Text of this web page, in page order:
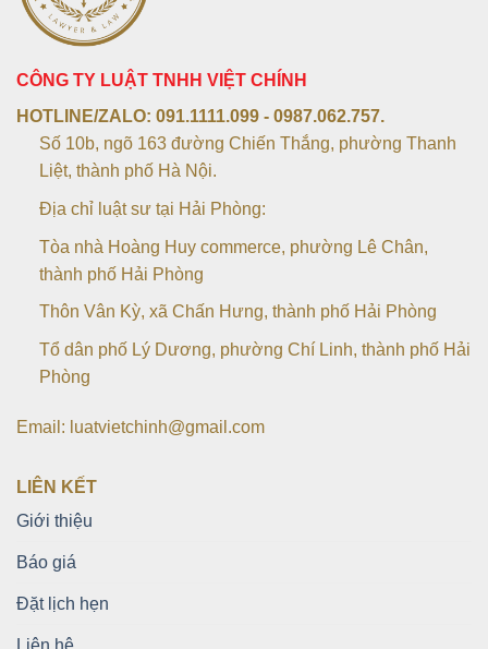
CÔNG TY LUẬT TNHH VIỆT CHÍNH
HOTLINE/ZALO: 091.1111.099 - 0987.062.757.
Số 10b, ngõ 163 đường Chiến Thắng, phường Thanh
Liệt, thành phố Hà Nội.
Địa chỉ luật sư tại Hải Phòng:
Tòa nhà Hoàng Huy commerce, phường Lê Chân,
thành phố Hải Phòng
Thôn Vân Kỳ, xã Chấn Hưng, thành phố Hải Phòng
Tổ dân phố Lý Dương, phường Chí Linh, thành phố Hải
Phòng
Email: luatvietchinh@gmail.com
LIÊN KẾT
Giới thiệu
Báo giá
Đặt lịch hẹn
Liên hệ